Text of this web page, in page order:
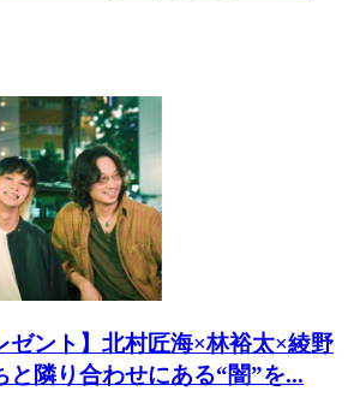
ゼント】北村匠海×林裕太×綾野
と隣り合わせにある“闇”を...